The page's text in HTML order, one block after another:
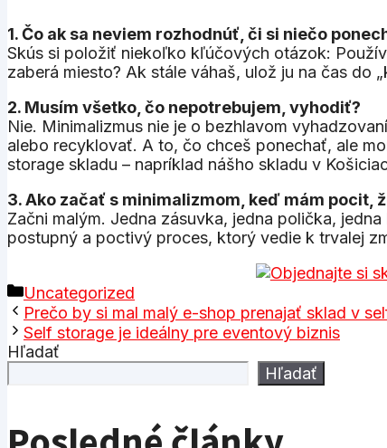
1. Čo ak sa neviem rozhodnúť, či si niečo
Skús si položiť niekoľko kľúčových otázok:
zaberá miesto? Ak stále váhaš, ulož ju na čas do
2. Musím všetko, čo nepotrebujem, vyhodiť?
Nie. Minimalizmus nie je o bezhlavom
alebo recyklovať. A to, čo chceš ponechať, ale
storage skladu – napríklad nášho skladu v
3. Ako začať s minimalizmom, keď mám pocit,
Začni malým. Jedna zásuvka, jedna polička,
postupný a poctivý proces, ktorý vedie k trvalej
Kategórie
Uncategorized
Prečo by si mal malý e-shop prenajať sklad v
Self storage je ideálny pre eventový biznis
Hľadať
Hľadať